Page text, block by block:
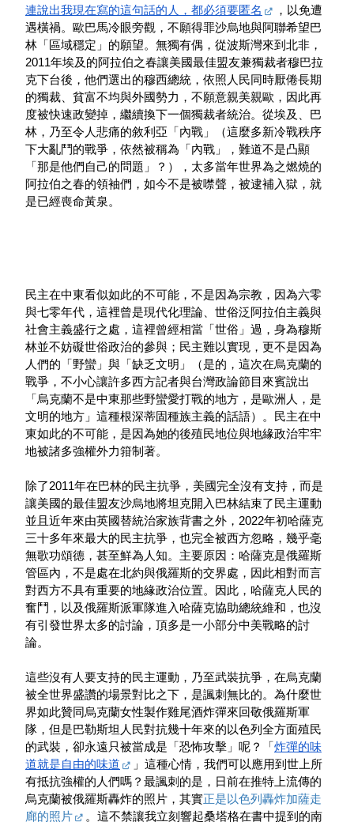
連說出我現在寫的這句話的人，都必須要匿名
，以免遭
遇橫禍。歐巴馬冷眼旁觀，不願得罪沙烏地與阿聯希望巴
林「區域穩定」的願望。無獨有偶，從波斯灣來到北非，
2011年埃及的阿拉伯之春讓美國最佳盟友兼獨裁者穆巴拉
克下台後，他們選出的穆西總統，依照人民同時厭倦長期
的獨裁、貧富不均與外國勢力，不願意親美親歐，因此再
度被快速政變掉，繼續換下一個獨裁者統治。從埃及、巴
林，乃至令人悲痛的敘利亞「內戰」（這麼多新冷戰秩序
下大亂鬥的戰爭，依然被稱為「內戰」，難道不是凸顯
「那是他們自己的問題」？），太多當年世界為之燃燒的
阿拉伯之春的領袖們，如今不是被噤聲，被逮補入獄，就
是已經喪命黃泉。
民主在中東看似如此的不可能，不是因為宗教，因為六零
與七零年代，這裡曾是現代化理論、世俗泛阿拉伯主義與
社會主義盛行之處，這裡曾經相當「世俗」過，身為穆斯
林並不妨礙世俗政治的參與；民主難以實現，更不是因為
人們的「野蠻」與「缺乏文明」（是的，這次在烏克蘭的
戰爭，不小心讓許多西方記者與台灣政論節目來賓說出
「烏克蘭不是中東那些野蠻愛打戰的地方，是歐洲人，是
文明的地方」這種根深蒂固種族主義的話語）。民主在中
東如此的不可能，是因為她的後殖民地位與地緣政治牢牢
地被諸多強權外力箝制著。
除了2011年在巴林的民主抗爭，美國完全沒有支持，而是
讓美國的最佳盟友沙烏地將坦克開入巴林結束了民主運動
並且近年來由英國替統治家族背書之外，2022年初哈薩克
三十多年來最大的民主抗爭，也完全被西方忽略，幾乎毫
無歌功頌德，甚至鮮為人知。主要原因：哈薩克是俄羅斯
管區內，不是處在北約與俄羅斯的交界處，因此相對而言
對西方不具有重要的地緣政治位置。因此，哈薩克人民的
奮鬥，以及俄羅斯派軍隊進入哈薩克協助總統維和，也沒
有引發世界太多的討論，頂多是一小部分中美戰略的討
論。
這些沒有人要支持的民主運動，乃至武裝抗爭，在烏克蘭
被全世界盛讚的場景對比之下，是諷刺無比的。為什麼世
界如此贊同烏克蘭女性製作雞尾酒炸彈來回敬俄羅斯軍
隊，但是巴勒斯坦人民對抗幾十年來的以色列全方面殖民
的武裝，卻永遠只被當成是「恐怖攻擊」呢？「炸彈的味
道就是自由的味道
」這種心情，我們可以應用到世上所
有抵抗強權的人們嗎？最諷刺的是，日前在推特上流傳的
烏克蘭被俄羅斯轟炸的照片，其實正是以色列轟炸加薩走
廊的照片
。這不禁讓我立刻響起桑塔格在書中提到的南